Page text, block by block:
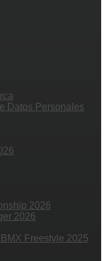
Datos Personales
2026
2026
Freestyle 2025